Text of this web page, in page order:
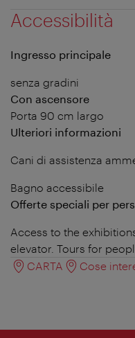
Accessibilità
Ingresso principale
senza gradini
Con ascensore
Porta 90 cm largo
Ulteriori informazioni
Cani di assistenza
Bagno accessibile
Offerte speciali per
Access to the
elevator. Tours for
CARTA
Cose